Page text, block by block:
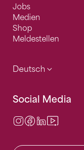
Jobs
Medien
Shop
Meldestellen
Deutsch
Social Media
Instagram
Facebook
LinkedIn